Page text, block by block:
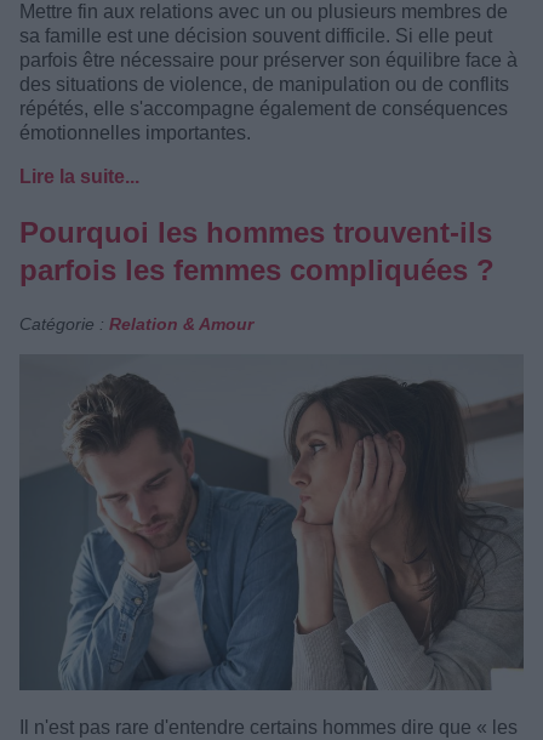
Mettre fin aux relations avec un ou plusieurs membres de
sa famille est une décision souvent difficile. Si elle peut
parfois être nécessaire pour préserver son équilibre face à
des situations de violence, de manipulation ou de conflits
répétés, elle s'accompagne également de conséquences
émotionnelles importantes.
Lire la suite...
Pourquoi les hommes trouvent-ils
parfois les femmes compliquées ?
Catégorie : Relation & Amour
Il n'est pas rare d'entendre certains hommes dire que « les